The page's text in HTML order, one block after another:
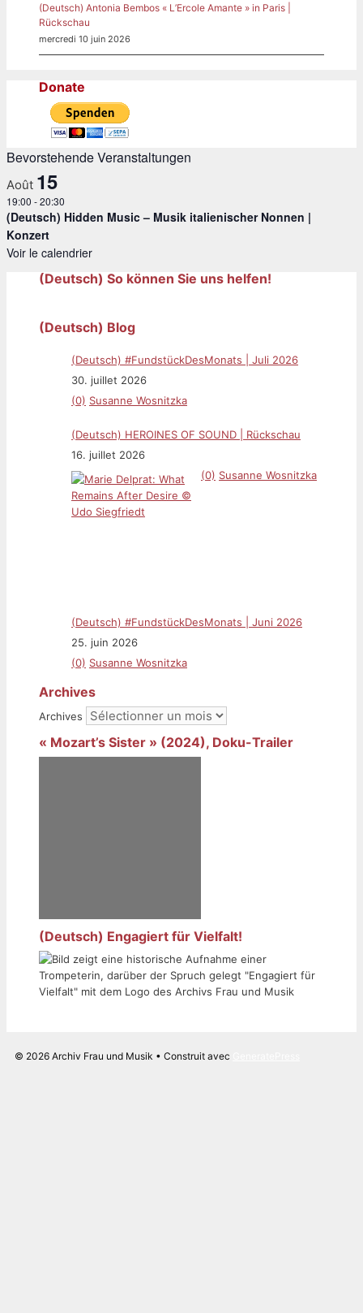
(Deutsch) Antonia Bembos « L’Ercole Amante » in Paris |
Rückschau
mercredi 10 juin 2026
Donate
Bevorstehende Veranstaltungen
Août 15
19:00 -20:30
(Deutsch) Hidden Music – Musik italienischer Nonnen |
Konzert
Voir le calendrier
(Deutsch) So können Sie uns helfen!
(Deutsch) Blog
(Deutsch) #FundstückDesMonats | Juli 2026
30. juillet 2026
(0) Susanne Wosnitzka
(Deutsch) HEROINES OF SOUND | Rückschau
16. juillet 2026
(0) Susanne Wosnitzka
(Deutsch) #FundstückDesMonats | Juni 2026
25. juin 2026
(0) Susanne Wosnitzka
Archives
Archives
« Mozart’s Sister » (2024), Doku-Trailer
(Deutsch) Engagiert für Vielfalt!
© 2026 Archiv Frau und Musik • Construit avec